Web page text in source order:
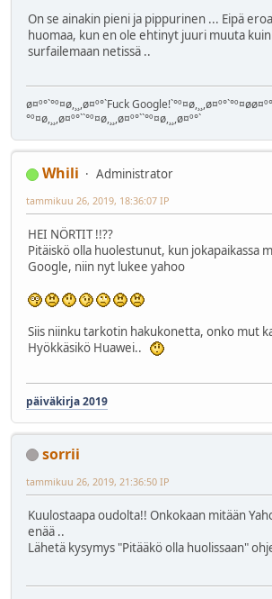
On se ainakin pieni ja pippurinen ... Eipä
huomaa, kun en ole ehtinyt juuri muuta
surfailemaan netissä ..
ø¤º°`°º¤ø,¸¸,ø¤º°`Fuck
°º¤ø,¸¸,ø¤º°``°º¤ø,¸¸,ø¤º°``°º¤ø,¸¸,ø¤º°`
Whili
Administrator
tammikuu 26, 2019, 18:36:07 IP
HEI NÖRTIT !!??
Pitäiskö olla huolestunut, kun jokapaikassa
Google, niin nyt lukee yahoo
Siis niinku tarkotin hakukonetta, onko mut
Hyökkäsikö Huawei..
päiväkirja 2019
sorrii
tammikuu 26, 2019, 21:36:50 IP
Kuulostaapa oudolta!! Onkokaan mitään
enää ..
Lähetä kysymys "Pitääkö olla huolissaan"